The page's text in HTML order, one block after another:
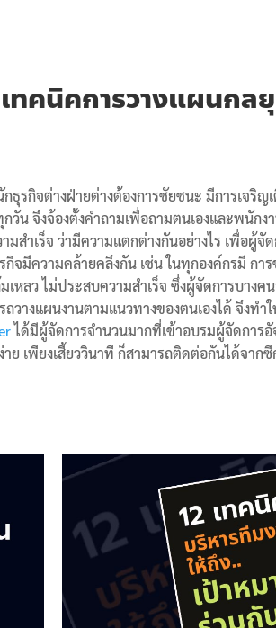
เทคนิคการวางแผนกล
ธุรกิจต่างฝ่ายต่างต้องการชัยชนะ มีการเจริญ
น จึงจ้องตั้งคำถามเพื่อถามตนเองและพนักง
สำเร็จ ว่ามีความแตกต่างกันอย่างไร เพื่อผู้
จมีความคล้ายคลึงกัน เช่น ในทุกองค์กรมี กา
หลว ไม่ประสบความสำเร็จ ซึ่งผู้จัดการบาง
วางแผนงานตามแนวทางของตนเองได้ จึงทำ
ได้มีผู้จัดการจำนวนมากที่เข้าอบรมผู้จัดการ
เพียงเสี้ยววินาที ก็สามารถติดต่อกันได้จาก